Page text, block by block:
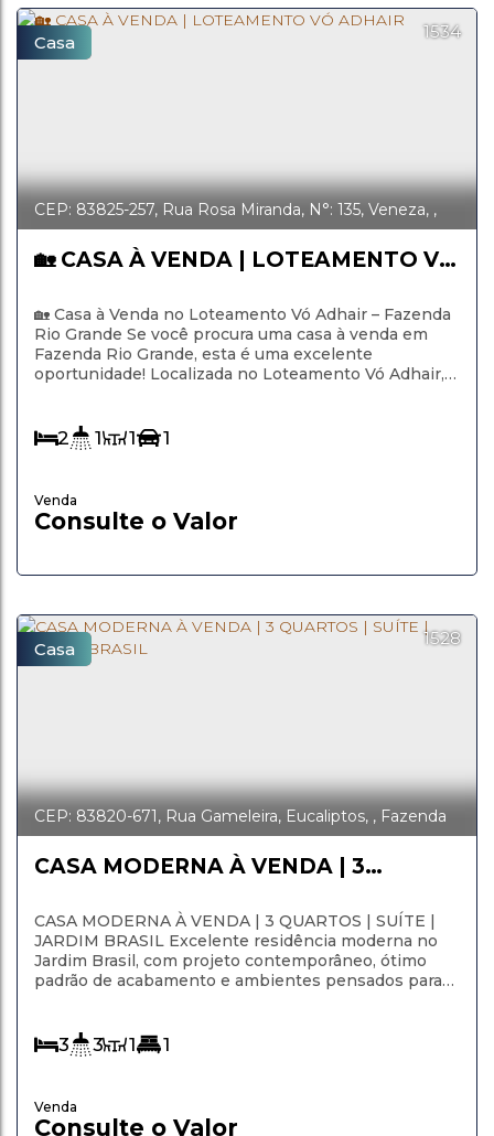
1534
Casa
🏡 CASA À VENDA | LOTEAMENTO VÓ
Consulte o Valor
CEP: 83825-257, Rua Rosa Miranda, N°: 135, Veneza ,
Fazenda Rio Grande,Paraná,Brasil
2 1 1 1
🏡 Casa à Venda no Loteamento Vó Adhair – Fazenda
Rio Grande Se você procura uma casa à venda em
Fazenda Rio Grande, esta é uma excelente
oportunidade! Localizada no Loteamento Vó Adhair,
quem deseja conquistar o imóvel próprio. Com 57 m²
de área construída, o imóvel possui 2 quartos,...
1528
Casa
CASA MODERNA À VENDA | 3
Consulte o Valor
CEP: 83820-671, Rua Gameleira, Eucaliptos , Fazenda
Rio Grande,Paraná,Brasil
3 3 1 1
CASA MODERNA À VENDA | 3 QUARTOS | SUÍTE |
JARDIM BRASIL Excelente residência moderna no
Jardim Brasil, com projeto contemporâneo, ótimo
padrão de acabamento e ambientes pensados para
Terreno: 6x25 (150 m²) Área construída: 70 m² 3
quartos, sendo 1 suíte 3 banheiros Sala...